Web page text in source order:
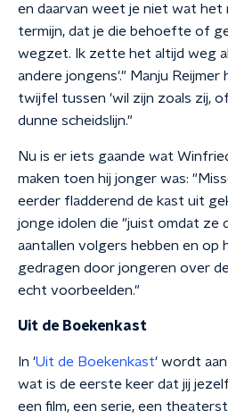
en daarvan weet je niet wat het
termijn, dat je die behoefte of
wegzet. Ik zette het altijd weg
andere jongens'." Manju
twijfel tussen 'wil zijn zoals zij,
dunne scheidslijn."
Nu is er iets gaande wat
maken toen hij jonger was:
eerder fladderend de kast uit
jonge idolen die "juist omdat ze
aantallen volgers hebben en op
gedragen door jongeren over
echt voorbeelden."
Uit de Boekenkast
In 'Uit de Boekenkast' wordt
wat is de eerste keer dat jij
een film, een serie, een